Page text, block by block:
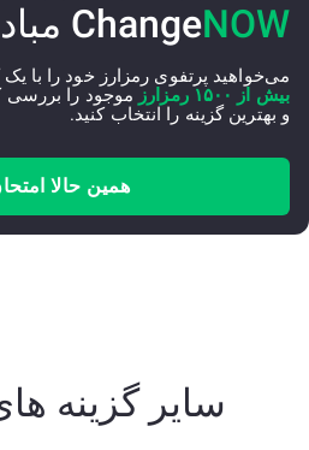
ChangeNOW
می‌خواهید پرتفوی رمزارز خود را با
بیش از ۱۵۰۰ رمزارز
موجود را بررسی
و بهترین گزینه را انتخاب کنید.
همین حالا